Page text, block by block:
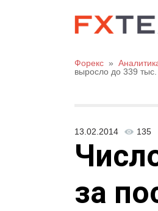
Форекс »
выросло до 339 тыс.
13.02.2014 135
за